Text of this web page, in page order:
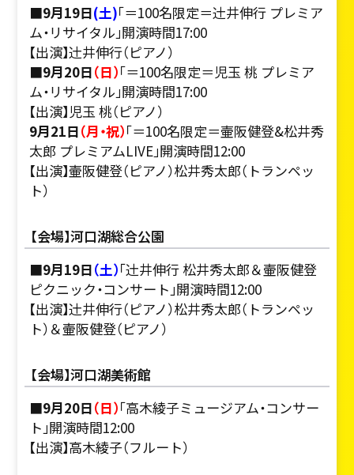
■9月19日(土)「＝100名限定＝辻󠄀井伸行 プレミア
ム・リサイタル」開演時間17:00
【出演】辻󠄀井伸行（ピアノ）
■9月20日（日）「＝100名限定＝児玉 桃 プレミア
ム・リサイタル」開演時間17:00
【出演】児玉 桃（ピアノ）
9月21日（月・祝）「＝100名限定＝壷阪健登&松井秀
太郎 プレミアムLIVE」開演時間12:00
【出演】壷阪健登（ピアノ）松井秀太郎（トランペッ
ト）
【会場】河口湖総合公園
■9月19日（土）「辻󠄀井伸行 松井秀太郎＆壷阪健登
ピクニック・コンサート」開演時間12:00
【出演】辻󠄀井伸行（ピアノ）松井秀太郎（トランペッ
ト）＆壷阪健登（ピアノ）
【会場】河口湖美術館
■9月20日（日）「高木綾子ミュージアム・コンサー
ト」開演時間12:00
【出演】高木綾子（フルート）